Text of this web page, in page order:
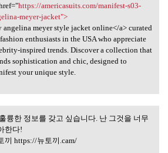
https://americasuits.com/manifest-s03-
meyer-jacket">
angelina meyer style jacket online</a> curated
enthusiasts in the USA who appreciate
inspired trends. Discover a collection that
sophistication and chic, designed to
your unique style.
륭한 정보를 갖고 싶습니다.
그것을 너무
륭한 정보를 갖고 싶습니다. 난 그것을 너무
한다!
끼 https://뉴토끼.cam/